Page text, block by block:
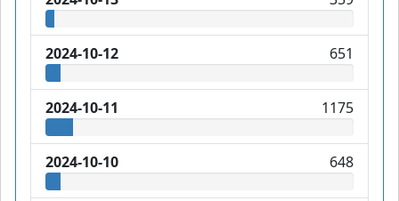
2024-10-12 651
2024-10-11 1175
2024-10-10 648